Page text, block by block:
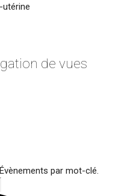
utérine
de vues
par mot-clé.